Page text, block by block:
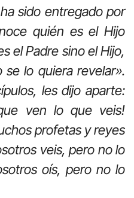
sido entregado por
quién es el Hijo
el Padre sino el Hijo,
lo quiera revelar».
les dijo aparte:
ven lo que veis!
profetas y reyes
veis, pero no lo
oís, pero no lo